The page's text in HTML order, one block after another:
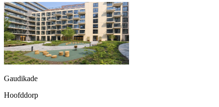
Gaudikade
Hoofddorp